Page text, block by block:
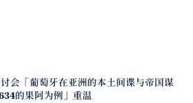
会「葡萄牙在亚洲的本土间谍与帝国谋
的果阿为例」重温